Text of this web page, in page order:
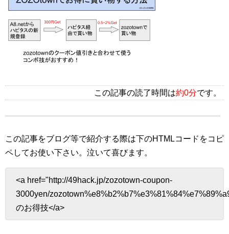
この記事の読了時間は約0分です。
この記事をブログ等で紹介する際は下のHTMLコードをコピ
ペしてお使い下さい。 泣いて喜びます。
<a href="http://49hack.jp/zozotown-coupon-
3000yen/
のお得技</a>